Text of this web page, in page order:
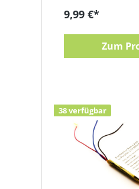
9,99 €*
Zum
38 verfügbar